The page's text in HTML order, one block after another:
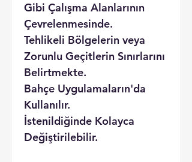
Gibi Çalışma Alanlarının
Çevrelenmesinde.
Tehlikeli Bölgelerin veya
Zorunlu Geçitlerin Sınırlarını
Belirtmekte.
Bahçe Uygulamaların'da
Kullanılır.
İstenildiğinde Kolayca
Değiştirilebilir.